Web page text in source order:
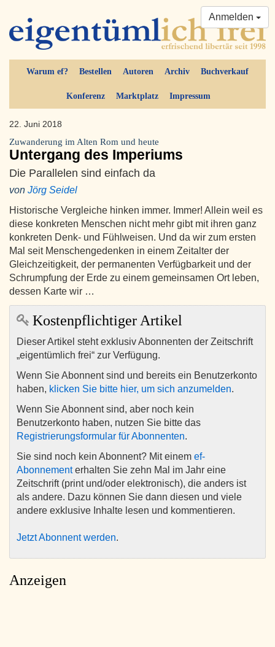
Warum ef? Bestellen Autoren Archiv Buchverkauf
Konferenz Marktplatz Impressum
Anmelden
22. Juni 2018
Zuwanderung im Alten Rom und heute
Untergang des Imperiums
Die Parallelen sind einfach da
von Jörg Seidel
Historische Vergleiche hinken immer. Immer! Allein weil es
diese konkreten Menschen nicht mehr gibt mit ihren ganz
konkreten Denk- und Fühlweisen. Und da wir zum ersten
Mal seit Menschengedenken in einem Zeitalter der
Gleichzeitigkeit, der permanenten Verfügbarkeit und der
Schrumpfung der Erde zu einem gemeinsamen Ort leben,
dessen Karte wir …
Kostenpflichtiger Artikel
Dieser Artikel steht exklusiv Abonnenten der Zeitschrift
„eigentümlich frei“ zur Verfügung.
Wenn Sie Abonnent sind und bereits ein Benutzerkonto
haben, klicken Sie bitte hier, um sich anzumelden.
Wenn Sie Abonnent sind, aber noch kein
Benutzerkonto haben, nutzen Sie bitte das
Registrierungsformular für Abonnenten.
Sie sind noch kein Abonnent? Mit einem ef-
Abonnementerhalten Sie zehn Mal im Jahr eine
Zeitschrift (print und/oder elektronisch), die anders ist
als andere. Dazu können Sie dann diesen und viele
andere exklusive Inhalte lesen und kommentieren.
Jetzt Abonnent werden.
Anzeigen